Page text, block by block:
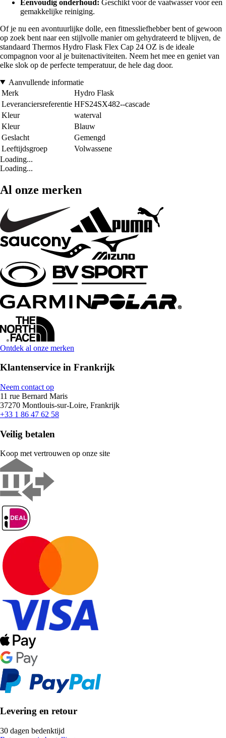
Eenvoudig onderhoud: Geschikt voor de vaatwasser voor een
gemakkelijke reiniging.
Of je nu een avontuurlijke dolle, een fitnessliefhebber bent of gewoon
op zoek bent naar een stijlvolle manier om gehydrateerd te blijven, de
standaard Thermos Hydro Flask Flex Cap 24 OZ is de ideale
compagnon voor al je buitenactiviteiten. Neem het mee en geniet van
elke slok op de perfecte temperatuur, de hele dag door.
Aanvullende informatie
Merk
Hydro Flask
Leveranciersreferentie HFS24SX482--cascade
Kleur
waterval
Kleur
Blauw
Geslacht
Gemengd
Leeftijdsgroep
Volwassene
Loading...
Loading...
Al onze merken
Ontdek al onze merken
Klantenservice in Frankrijk
Neem contact op
11 rue Bernard Maris
37270 Montlouis-sur-Loire, Frankrijk
+33 1 86 47 62 58
Veilig betalen
Koop met vertrouwen op onze site
Levering en retour
30 dagen bedenktijd